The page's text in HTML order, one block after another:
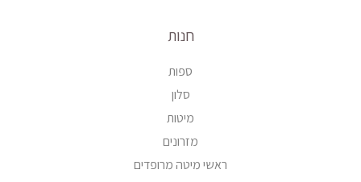
חנות
ספות
סלון
מיטות
מזרונים
ראשי מיטה מרופדים